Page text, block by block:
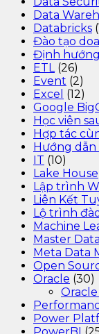
Data
Databricks
Đào tạo
Định
ETL(26)
Event (2)
Excel (12)
Google
Học viên
Hợp tác
Hướng dẫn
IT (10)
Lake House
Lập trình
Liên Kết
Lộ trình
Machine
Master Data
Meta Data
Open
Oracle (30)
Oracle
Power